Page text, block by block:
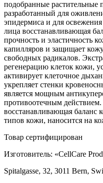
подобранные
разработанный для
эпидермиса и для
лица восстанавливающая
прочность и эластичность
капилляров и защищает
свободных радикалов.
регенерацию клеток кожи,
активирует клеточное
укрепляет стенки
является мощным
противоотечным
восстанавливающая баланс
типов кожи, наносится на
Товар сертифицирован
Изготовитель: «CellCare
Spitalgasse, 32, 3011 Bern,